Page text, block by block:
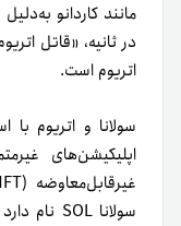
مانند کاردانو
در ثانیه، «قاتل
اتریوم است.
سولانا و اتریوم با
اپلیکیشن‌های
غیرقابل‌معاوضه (NFT) را امکان‌پذیر کنند.